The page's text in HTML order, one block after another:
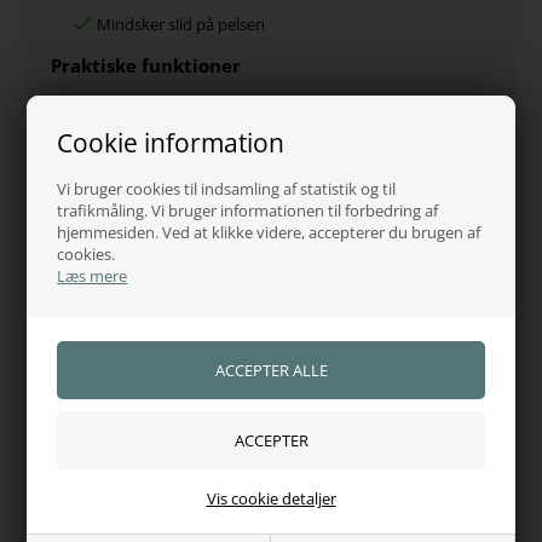
Cookie information
Vi bruger cookies til indsamling af statistik og til
trafikmåling. Vi bruger informationen til forbedring af
hjemmesiden. Ved at klikke videre, accepterer du brugen af
cookies.
Læs mere
Vis cookie detaljer
Mindsker slid på pelsen
Praktiske funktioner
Aftagelige gjordstropper
rengøring
Pleje
Maskinvaskbart ved 30°C
Bløde materialer modvirker gnidninger
Type:Show rug / stalddækken